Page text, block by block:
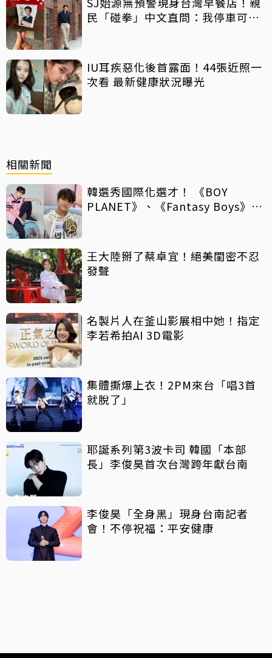
民「碰拳」中文直問：我停車可以
IU耳疾惡化後首露面！44張近照一
次看 最新健康狀況曝光
相關新聞
韓選秀國際化選才！ 《BOY
PLANET》、《Fantasy Boys》紛
王大陸掰了蔡卓宜！絕美閨密不忍
發聲
名製片人在釜山影展相中她！指定
李若希拍AI 3D電影
集體撕爆上衣！2PM來台「唱3首
就脫了」
耶誕系列第3波卡司 韓國「本部
長」李俊昊首次台灣跨年獻台南
李俊昊「全身黑」現身台南記者
會！不停祝福：平安健康